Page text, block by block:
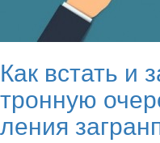
Как встать и
трон­ную
ле­ния